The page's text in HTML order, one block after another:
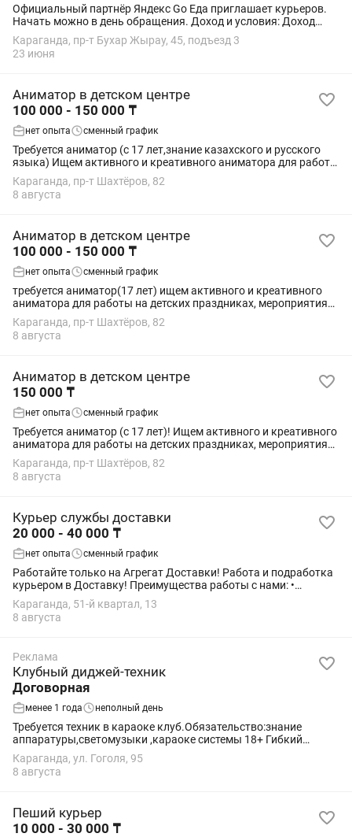
Официальный партнёр Яндекс Go Еда приглашает курьеров.
Начать можно в день обращения. Доход и условия: Доход
зависит от количества доставок Выплаты 1 раз в неделю Все
чаевые — курьеру Без...
Караганда, пр-т Бухар Жырау, 45, подъезд 3
23 июня
Аниматор в детском центре
100 000 - 150 000 ₸
нет опыта сменный график
Требуется аниматор (с 17 лет,знание казахского и русского
языка) Ищем активного и креативного аниматора для работы
на детских праздниках,мероприятиях.Требования:возраст от
17 лет ,доброжелательность...
Караганда, пр-т Шахтёров, 82
8 августа
Аниматор в детском центре
100 000 - 150 000 ₸
нет опыта сменный график
требуется аниматор(17 лет) ищем активного и креативного
аниматора для работы на детских праздниках, мероприятиях.
требование:возраст от 17 лет, знание казахского м русского
языка, доброжелательность...
Караганда, пр-т Шахтёров, 82
8 августа
Аниматор в детском центре
150 000 ₸
нет опыта сменный график
Требуется аниматор (с 17 лет)! Ищем активного и креативного
аниматора для работы на детских праздниках, мероприятиях.
Требования: ✔ Возраст от 17 лет ✔ Доброжелательность и
умение работать с...
Караганда, пр-т Шахтёров, 82
8 августа
Курьер службы доставки
20 000 - 40 000 ₸
нет опыта сменный график
Работайте только на Агрегат Доставки! Работа и подработка
курьером в Доставку! Пpeимущecтва работы с нами: •
Свободный график: работайте когда хотите, можно
Караганда, 51-й квартал, 13
8 августа
Реклама
Клубный диджей-техник
Договорная
менее 1 года неполный день
Требуется техник в караоке клуб.Обязательство:знание
аппаратуры,светомузыки ,караоке системы 18+ Гибкий
график
Караганда, ул. Гоголя, 95
8 августа
Пеший курьер
10 000 - 30 000 ₸